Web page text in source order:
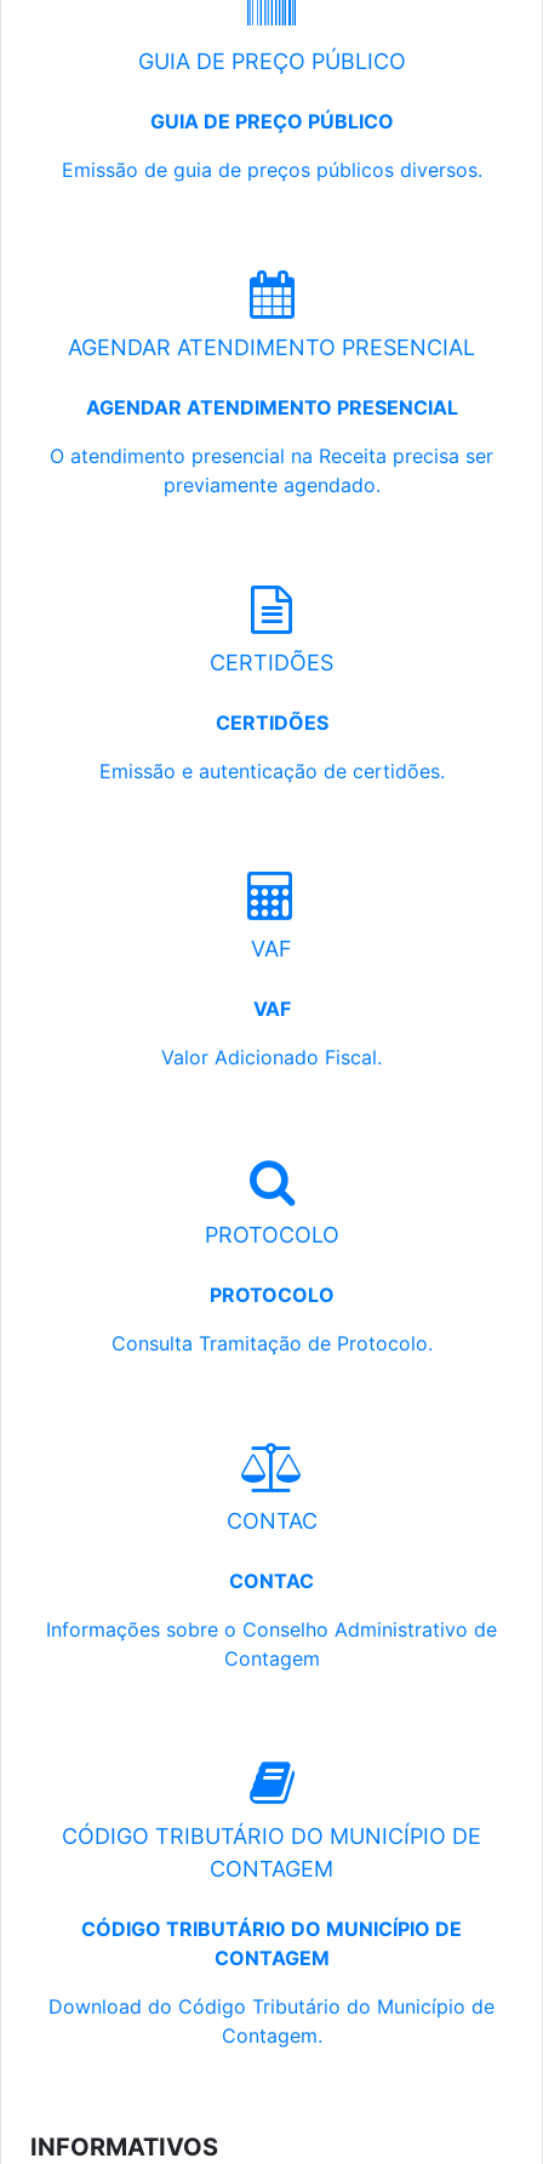
GUIA DE PREÇO PÚBLICO
GUIA DE PREÇO PÚBLICO
Emissão de guia de preços públicos diversos.
AGENDAR ATENDIMENTO PRESENCIAL
AGENDAR ATENDIMENTO PRESENCIAL
O atendimento presencial na Receita precisa ser
previamente agendado.
CERTIDÕES
CERTIDÕES
Emissão e autenticação de certidões.
VAF
VAF
Valor Adicionado Fiscal.
PROTOCOLO
PROTOCOLO
Consulta Tramitação de Protocolo.
CONTAC
CONTAC
Informações sobre o Conselho Administrativo de
Contagem
CÓDIGO TRIBUTÁRIO DO MUNICÍPIO DE
CONTAGEM
CÓDIGO TRIBUTÁRIO DO MUNICÍPIO DE
CONTAGEM
Download do Código Tributário do Município de
Contagem.
INFORMATIVOS